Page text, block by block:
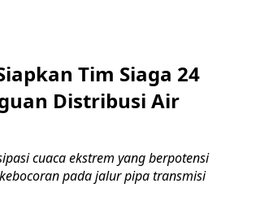
Tim Siaga 24
Distribusi Air
cuaca ekstrem yang berpotensi
pada jalur pipa transmisi